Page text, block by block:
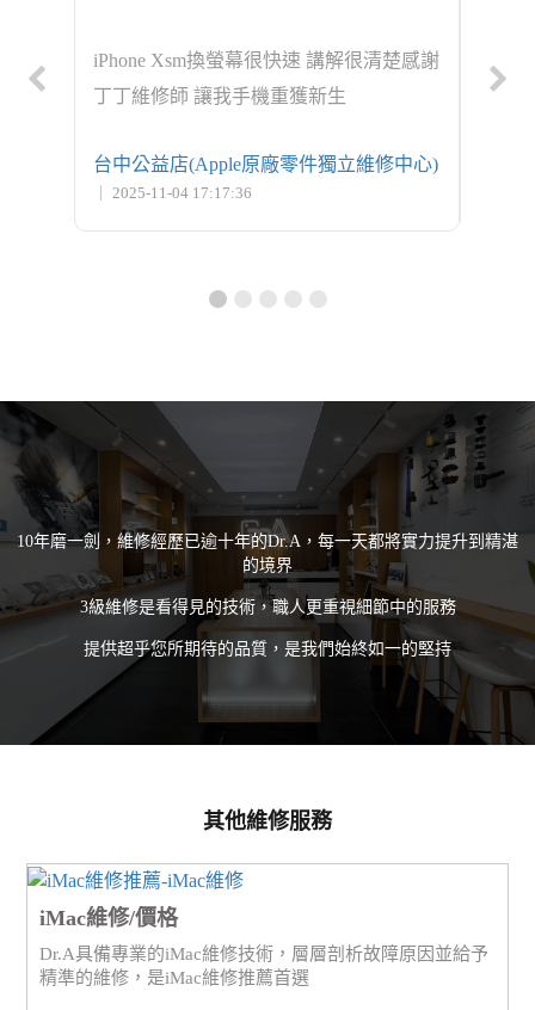
iPhone Xsm換螢幕很快速 講解很清楚感謝
丁丁維修師 讓我手機重獲新生
台中公益店(Apple原廠零件獨立維修中心)
｜ 2025-11-04 17:17:36
10年磨一劍，維修經歷已逾十年的Dr.A，每一天都將實力提升到精湛
的境界
3級維修是看得見的技術，職人更重視細節中的服務
提供超乎您所期待的品質，是我們始終如一的堅持
其他維修服務
iMac維修/價格
Dr.A具備專業的iMac維修技術，層層剖析故障原因並給予
精準的維修，是iMac維修推薦首選